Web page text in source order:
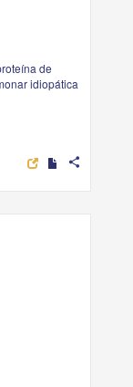
de
idiopática
share